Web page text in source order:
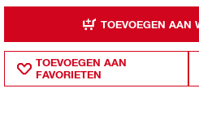
TOEVOEGEN AAN
TOEVOEGEN AAN
FAVORIETEN